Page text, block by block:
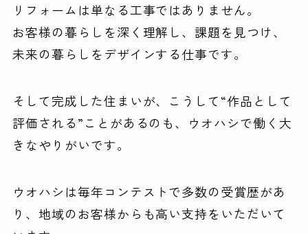
リフォームは単なる工事ではありません。
お客様の暮らしを深く理解し、課題を見つけ、
未来の暮らしをデザインする仕事です。
そして完成した住まいが、こうして“作品として
評価される”ことがあるのも、ウオハシで働く大
きなやりがいです。
ウオハシは毎年コンテストで多数の受賞歴があ
り、地域のお客様からも高い支持をいただいて